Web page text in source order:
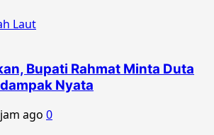
Laut
Bupati Rahmat Minta Duta
Nyata
ago 0